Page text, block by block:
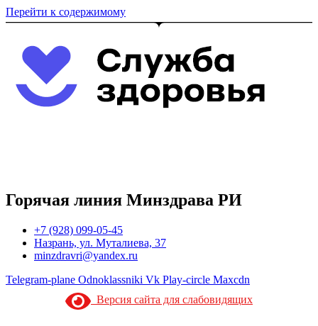
Перейти к содержимому
Горячая линия Минздрава РИ
+7 (928) 099-05-45
Назрань, ул. Муталиева, 37
minzdravri@yandex.ru
Telegram-plane Odnoklassniki Vk Play-circle Maxcdn
Версия сайта для слабовидящих